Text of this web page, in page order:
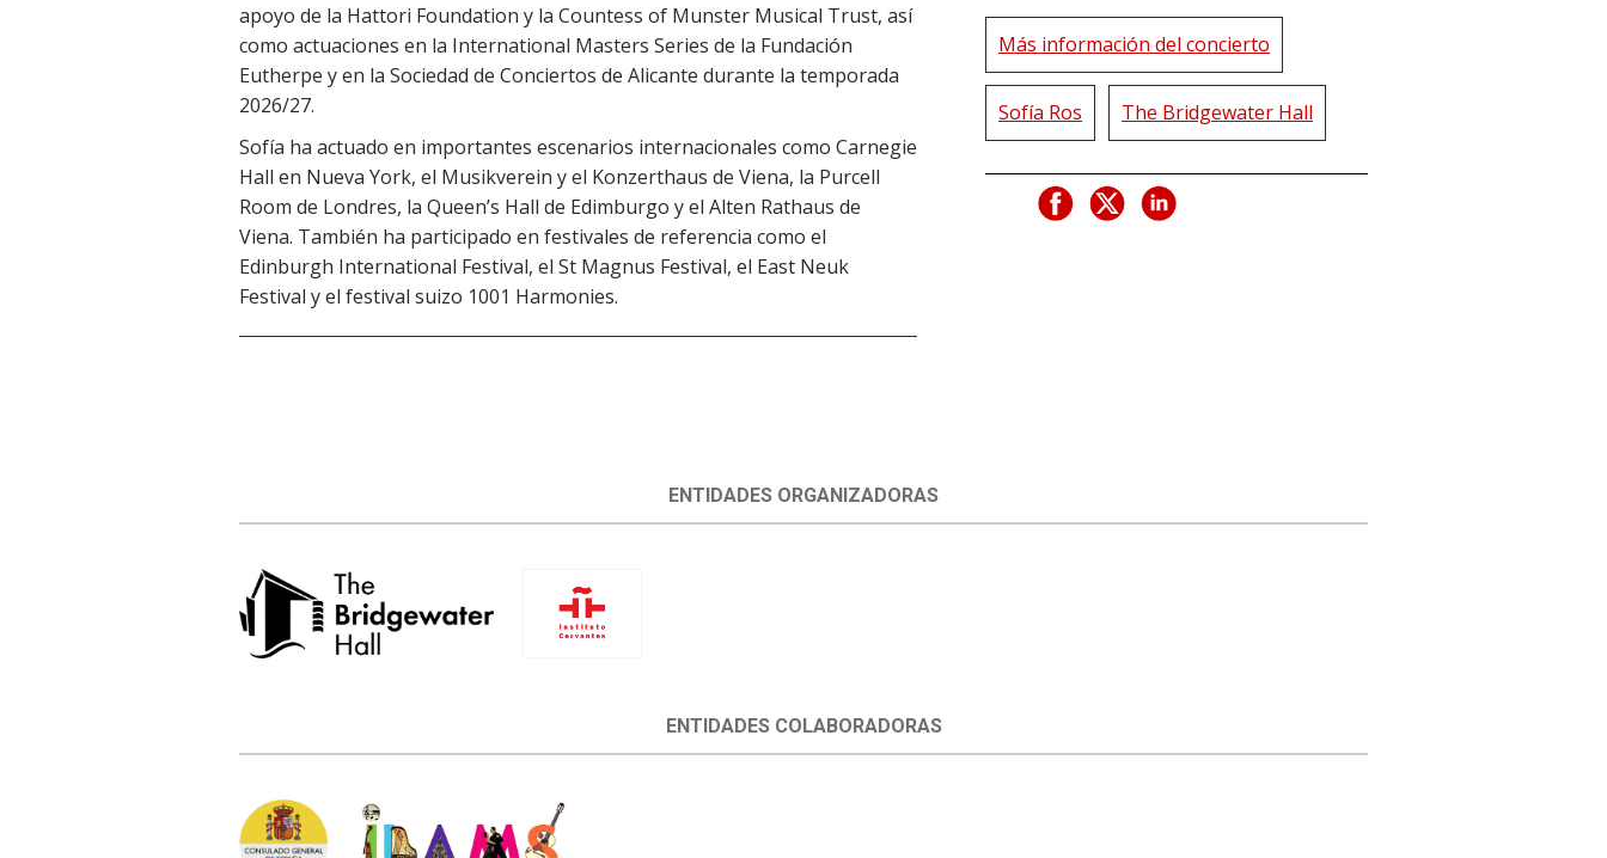
apoyo de la Hattori Foundation y la Countess of Munster Musical Trust, así
como actuaciones en la International Masters Series de la Fundación
Eutherpe y en la Sociedad de Conciertos de Alicante durante la temporada
2026/27.
Sofía ha actuado en importantes escenarios internacionales como Carnegie
Hall en Nueva York, el Musikverein y el Konzerthaus de Viena, la Purcell
Room de Londres, la Queen’s Hall de Edimburgo y el Alten Rathaus de
Viena. También ha participado en festivales de referencia como el
Edinburgh International Festival, el St Magnus Festival, el East Neuk
Festival y el festival suizo 1001 Harmonies.
Más información del concierto
Sofía Ros The Bridgewater Hall
ENTIDADES ORGANIZADORAS
ENTIDADES COLABORADORAS